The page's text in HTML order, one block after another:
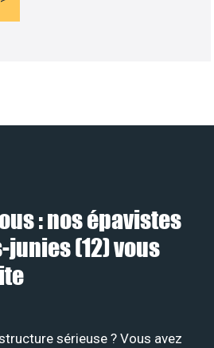
: nos épavistes
(12) vous
sérieuse ? Vous avez